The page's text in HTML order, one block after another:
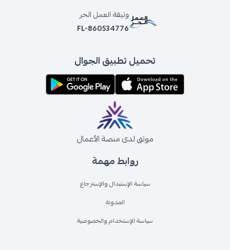
روابط مهمة
سياسة الإستبدال والإسترجاع
المدونة
سياسة الإستخدام والخصوصية
وثيقة العمل الحر
FL-860534776
تحميل تطبيق الجوال
موثق لدى منصة الأعمال